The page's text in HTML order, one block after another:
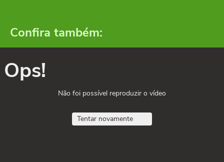
Confira também:
Ops!
Não foi possível reproduzir o vídeo
Tentar novamente